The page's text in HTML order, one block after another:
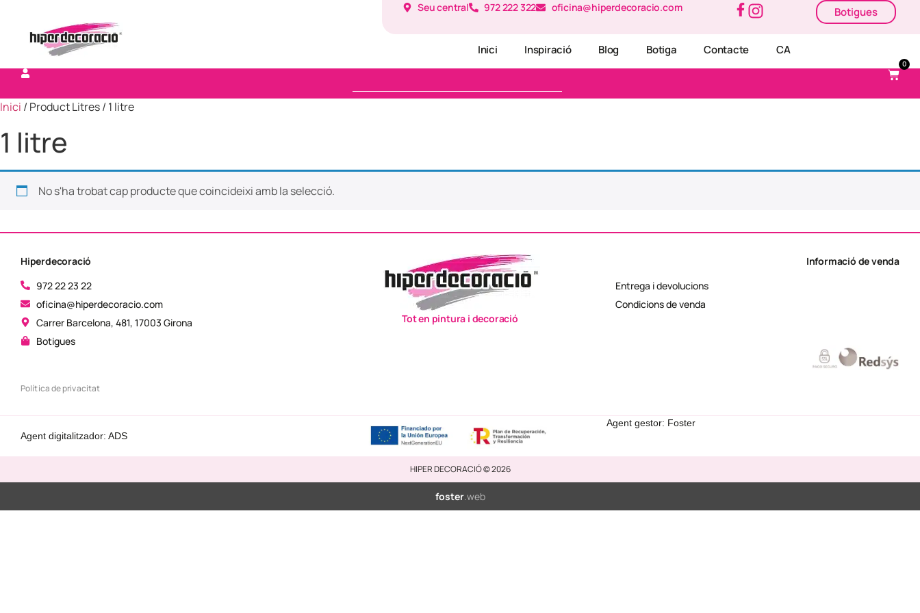
Seu central 972 222 322 oficina@hiperdecoracio.com Botigues
Inici Inspiració Blog Botiga Contacte CA
0
Inici / Product Litres / 1 litre
1 litre
No s'ha trobat cap producte que coincideixi amb la selecció.
Hiperdecoració
972 22 23 22
oficina@hiperdecoracio.com
Carrer Barcelona, 481, 17003 Girona
Botigues
Política de privacitat
Tot en pintura i decoració
Informació de venda
Entrega i devolucions
Condicions de venda
Agent digitalitzador: ADS
Agent gestor: Foster
HIPER DECORACIÓ © 2026
foster.web